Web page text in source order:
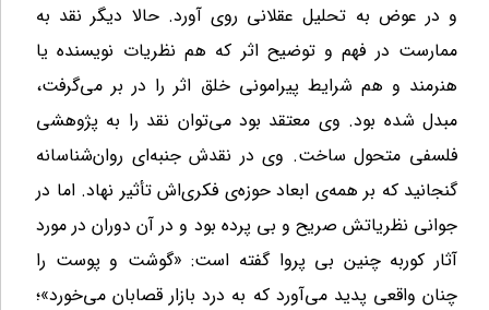
و در عوض به تحلیل عقلانی روی آورد. حالا دیگر نقد به
ممارست در فهم و توضیح اثر که هم نظریات نویسنده یا
هنرمند و هم شرایط پیرامونی خلق اثر را در بر می‌گرفت،
مبدل شده بود. وی معتقد بود می‌توان نقد را به پژوهشی
فلسفی متحول ساخت. وی در نقدش جنبه‌ای روان‌شناسانه
گنجانید که بر همه‌ی ابعاد حوزه‌ی فکری‌اش تأثیر نهاد. اما در
جوانی نظریاتش صریح و بی پرده بود و در آن دوران در مورد
آثار کوربه چنین بی پروا گفته است: «گوشت و پوست را
چنان واقعی پدید می‌آورد که به درد بازار قصابان می‌خورد»؛